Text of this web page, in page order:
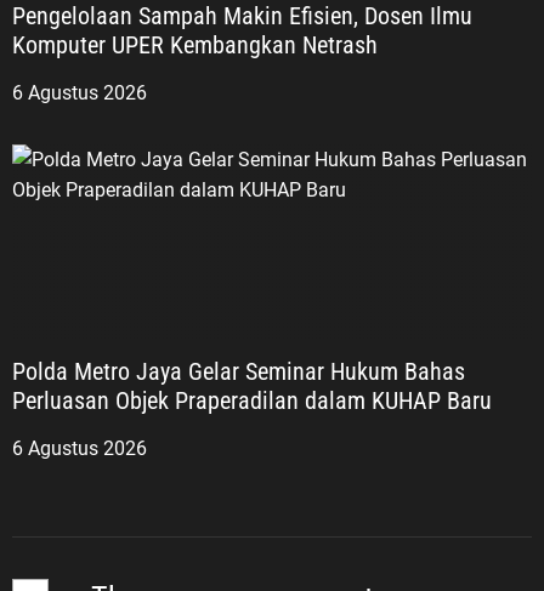
Pengelolaan Sampah Makin Efisien, Dosen Ilmu
Komputer UPER Kembangkan Netrash
6 Agustus 2026
Polda Metro Jaya Gelar Seminar Hukum Bahas
Perluasan Objek Praperadilan dalam KUHAP Baru
6 Agustus 2026